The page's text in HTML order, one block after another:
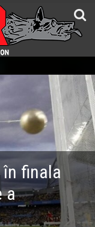
în finala
a